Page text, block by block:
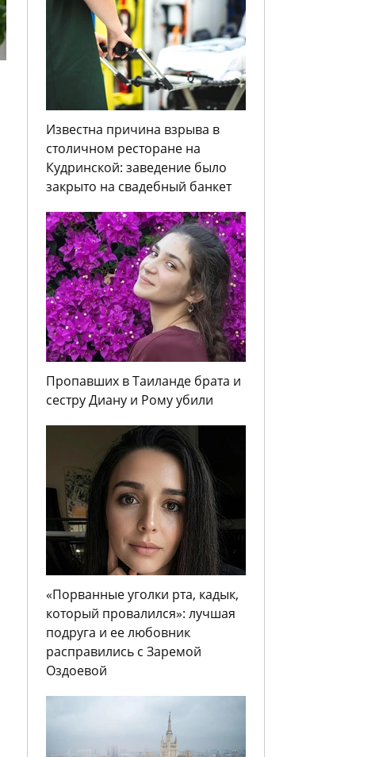
Известна причина взрыва в
столичном ресторане на
Кудринской: заведение было
закрыто на свадебный банкет
Пропавших в Таиланде брата и
сестру Диану и Рому убили
«Порванные уголки рта, кадык,
который провалился»: лучшая
подруга и ее любовник
расправились с Заремой
Оздоевой